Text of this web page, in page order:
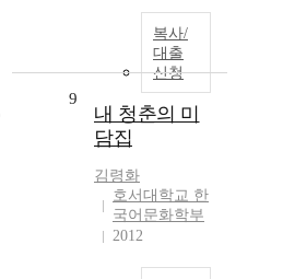
복사/
대출
신청
9
내 청춘의 미
담집
김령화
호서대학교 한
국어문화학부
2012